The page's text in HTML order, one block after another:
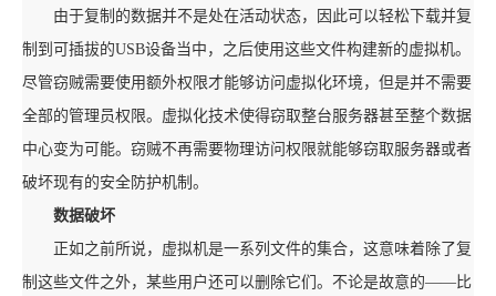
由于复制的数据并不是处在活动状态，因此可以轻松下载并复
制到可插拔的USB设备当中，之后使用这些文件构建新的虚拟机。
尽管窃贼需要使用额外权限才能够访问虚拟化环境，但是并不需要
全部的管理员权限。虚拟化技术使得窃取整台服务器甚至整个数据
中心变为可能。窃贼不再需要物理访问权限就能够窃取服务器或者
破坏现有的安全防护机制。
数据破坏
正如之前所说，虚拟机是一系列文件的集合，这意味着除了复
制这些文件之外，某些用户还可以删除它们。不论是故意的——比